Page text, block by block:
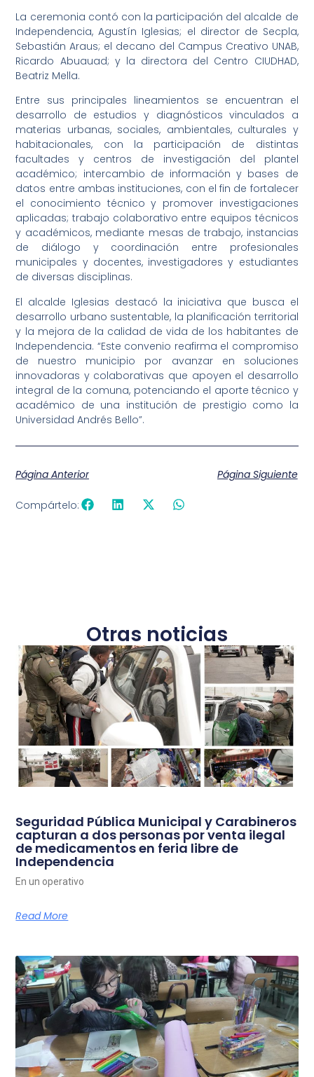
La ceremonia contó con la participación del alcalde de
Independencia, Agustín Iglesias; el director de Secpla,
Sebastián Araus; el decano del Campus Creativo UNAB,
Ricardo Abuauad; y la directora del Centro CIUDHAD,
Beatriz Mella.
Entre sus principales lineamientos se encuentran el
desarrollo de estudios y diagnósticos vinculados a
materias urbanas, sociales, ambientales, culturales y
habitacionales, con la participación de distintas
facultades y centros de investigación del plantel
académico; intercambio de información y bases de
datos entre ambas instituciones, con el fin de fortalecer
el conocimiento técnico y promover investigaciones
aplicadas; trabajo colaborativo entre equipos técnicos
y académicos, mediante mesas de trabajo, instancias
de diálogo y coordinación entre profesionales
municipales y docentes, investigadores y estudiantes
de diversas disciplinas.
El alcalde Iglesias destacó la iniciativa que busca el
desarrollo urbano sustentable, la planificación territorial
y la mejora de la calidad de vida de los habitantes de
Independencia. “Este convenio reafirma el compromiso
de nuestro municipio por avanzar en soluciones
innovadoras y colaborativas que apoyen el desarrollo
integral de la comuna, potenciando el aporte técnico y
académico de una institución de prestigio como la
Universidad Andrés Bello”.
Página Anterior Página Siguiente
Compártelo:
Otras noticias
Seguridad Pública Municipal y Carabineros
capturan a dos personas por venta ilegal
de medicamentos en feria libre de
Independencia
En un operativo
Read More